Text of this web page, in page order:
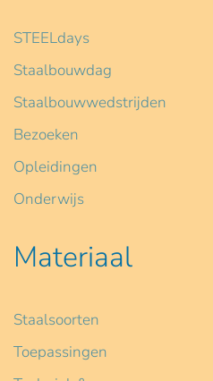
STEELdays
Staalbouwdag
Staalbouwwedstrijden
Bezoeken
Opleidingen
Onderwijs
Materiaal
Staalsoorten
Toepassingen